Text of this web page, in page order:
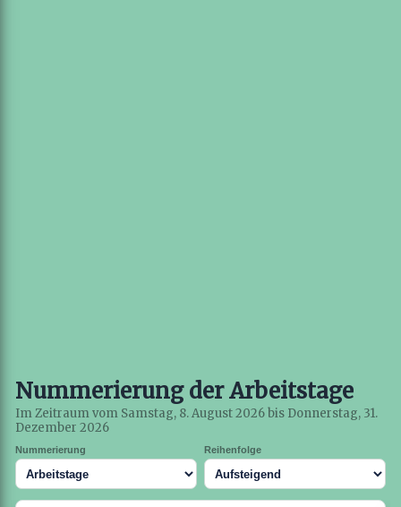
Nummerierung der Arbeitstage
Im Zeitraum vom Samstag, 8. August 2026 bis Donnerstag, 31.
Dezember 2026
Nummerierung Reihenfolge